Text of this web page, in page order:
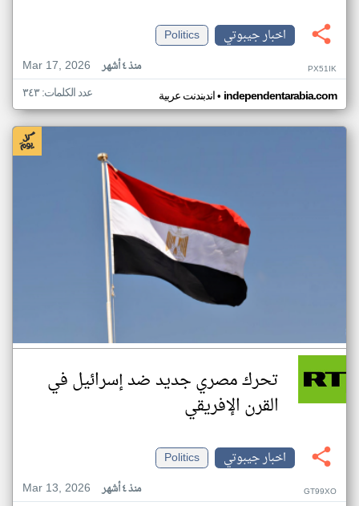
اخبار جيبوتي
Politics
Mar 17, 2026
منذ ٤ أشهر PX51IK
اندبندنت عربية• independentarabia.com عدد الكلمات: ٣٤٣
تحرك مصري جديد ضد إسرائيل في
القرن الإفريقي
اخبار جيبوتي
Politics
Mar 13, 2026
منذ ٤ أشهر GT99XO